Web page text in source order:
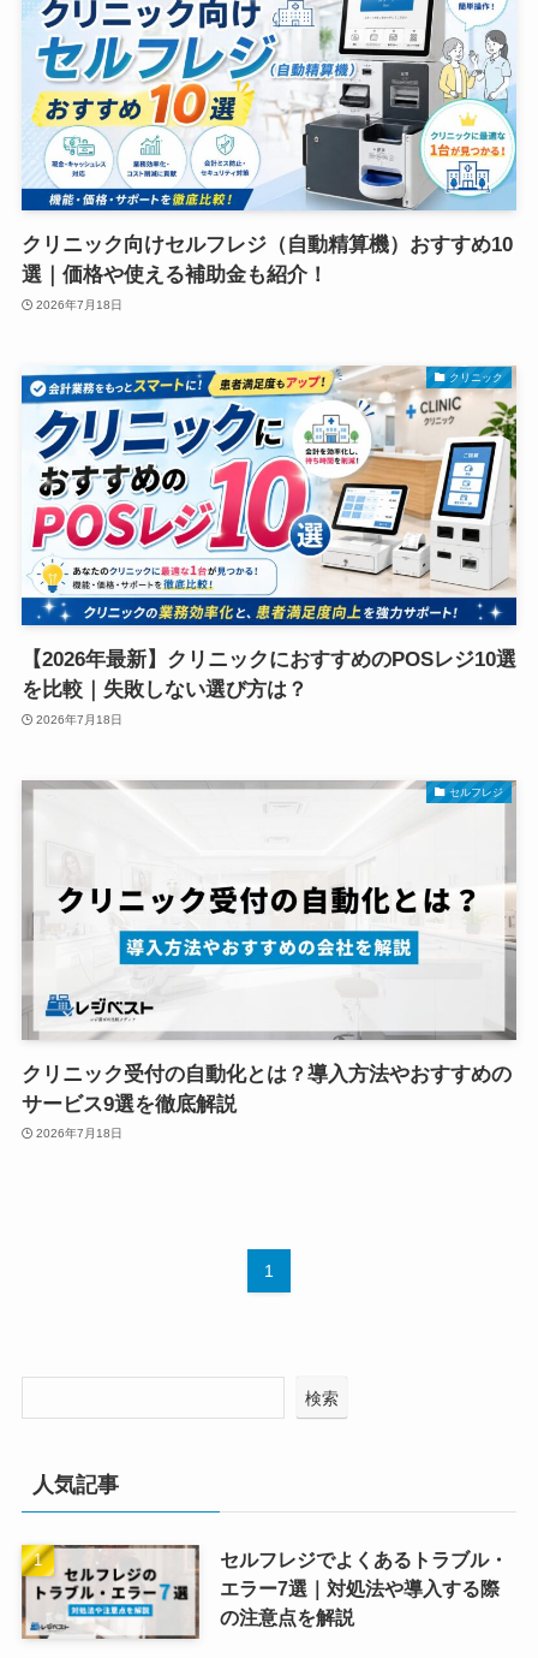
クリニック向けセルフレジ（自動精算機）おすすめ10
選｜価格や使える補助金も紹介！
2026年7月18日
クリニック
【2026年最新】クリニックにおすすめのPOSレジ10選
を比較｜失敗しない選び方は？
2026年7月18日
セルフレジ
クリニック受付の自動化とは？導入方法やおすすめの
サービス9選を徹底解説
2026年7月18日
1
検索
人気記事
セルフレジでよくあるトラブル・
エラー7選｜対処法や導入する際
の注意点を解説